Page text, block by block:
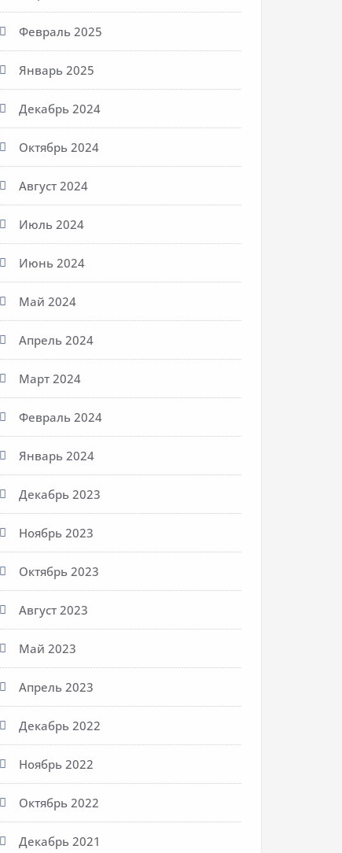
Февраль 2025
Январь 2025
Декабрь 2024
Октябрь 2024
Август 2024
Июль 2024
Июнь 2024
Май 2024
Апрель 2024
Март 2024
Февраль 2024
Январь 2024
Декабрь 2023
Ноябрь 2023
Октябрь 2023
Август 2023
Май 2023
Апрель 2023
Декабрь 2022
Ноябрь 2022
Октябрь 2022
Декабрь 2021